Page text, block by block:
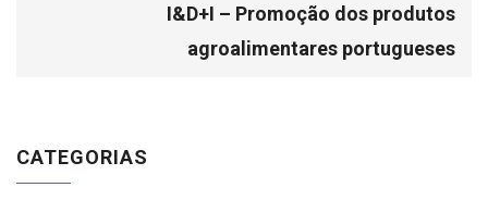
I&D+I – Promoção dos produtos
agroalimentares portugueses
CATEGORIAS